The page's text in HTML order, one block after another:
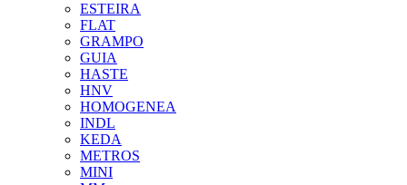
ESTEIRA
FLAT
GRAMPO
GUIA
HASTE
HNV
HOMOGENEA
INDL
KEDA
METROS
MINI